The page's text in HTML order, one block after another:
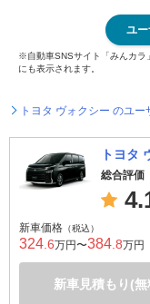
ユ
※自動車SNSサイト「みんカラ
にも表示されます。
トヨタ ヴォクシー のユ
トヨタ
総合評価
新車価格 （税込）
324 .6万円〜384 .8万円
新車見積もり(無